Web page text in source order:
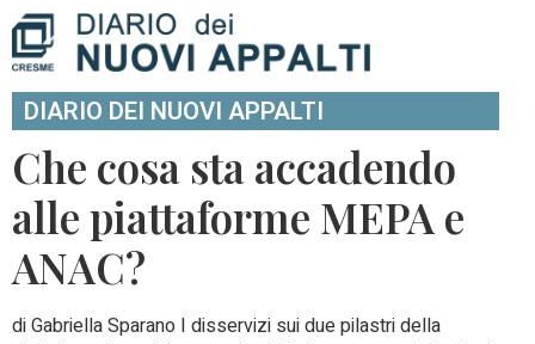
DIARIO DEI NUOVI APPALTI
Che cosa sta accadendo
alle piattaforme MEPA e
ANAC?
di Gabriella Sparano I disservizi sui due pilastri della